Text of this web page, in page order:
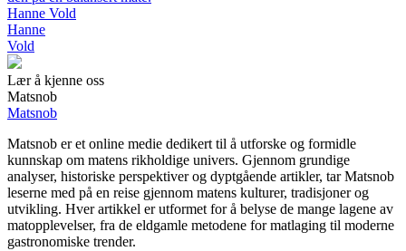
Hanne Vold
Hanne
Vold
Lær å kjenne oss
Matsnob
Matsnob
Matsnob er et online medie dedikert til å utforske og formidle
kunnskap om matens rikholdige univers. Gjennom grundige
analyser, historiske perspektiver og dyptgående artikler, tar Matsnob
leserne med på en reise gjennom matens kulturer, tradisjoner og
utvikling. Hver artikkel er utformet for å belyse de mange lagene av
matopplevelser, fra de eldgamle metodene for matlaging til moderne
gastronomiske trender.